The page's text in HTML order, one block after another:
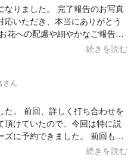
なりました。 完了報告のお写真
いただき、本当にありがとう
花への配慮や細やかなご報告ま
。 依頼時に前回の「故人が好き
ざいました。ぜひまた次回も
続きを読む
さん
。 前回、詳しく打ち合わせを
頂けていたので、今回は特に説
ズに予約できました。 前回もそ
来ない箇所まで、丁寧に清掃し
続きを読む